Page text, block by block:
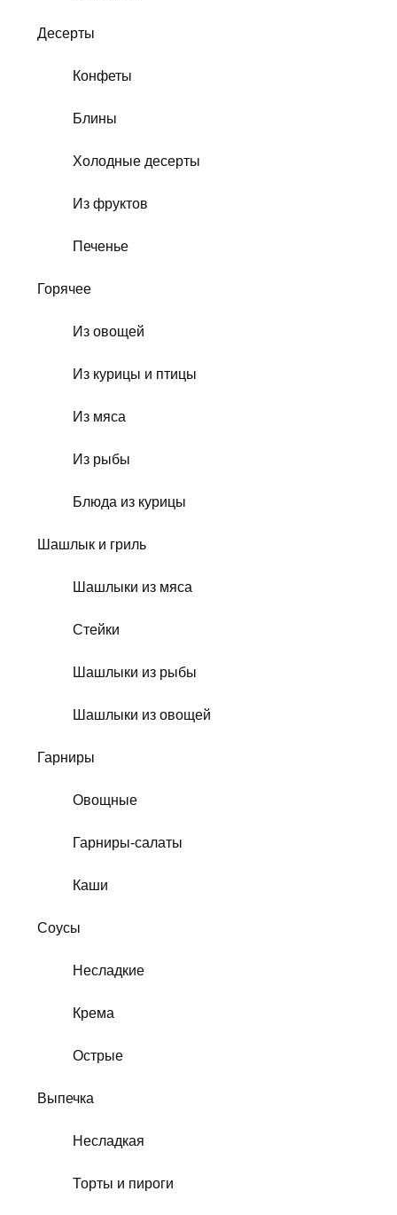
Десерты
Конфеты
Блины
Холодные десерты
Из фруктов
Печенье
Горячее
Из овощей
Из курицы и птицы
Из мяса
Из рыбы
Блюда из курицы
Шашлык и гриль
Шашлыки из мяса
Стейки
Шашлыки из рыбы
Шашлыки из овощей
Гарниры
Овощные
Гарниры-салаты
Каши
Соусы
Несладкие
Крема
Острые
Выпечка
Несладкая
Торты и пироги